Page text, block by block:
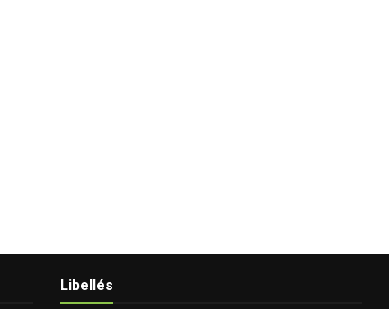
Libellés